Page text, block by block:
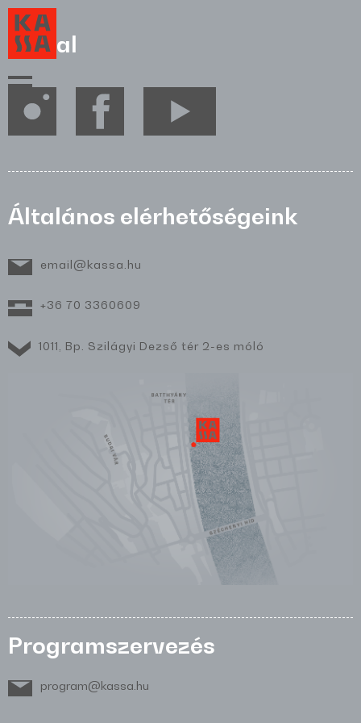
Social
Általános elérhetőségeink
email@kassa.hu
+36 70 3360609
1011, Bp. Szilágyi Dezső tér 2-es móló
Programszervezés
program@kassa.hu